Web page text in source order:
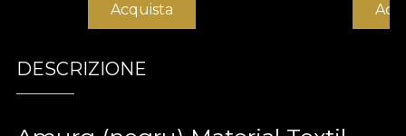
Acquista
DESCRIZIONE